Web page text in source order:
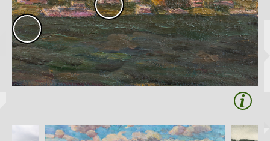
Копировать
Волга и
левый берег
Время
года на
картине
Весна